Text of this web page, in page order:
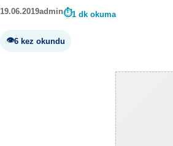
19.06.2019admin 1 dk okuma
6 kez okundu